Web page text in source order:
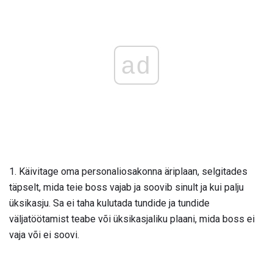
ad
1. Käivitage oma personaliosakonna äriplaan, selgitades
täpselt, mida teie boss vajab ja soovib sinult ja kui palju
üksikasju. Sa ei taha kulutada tundide ja tundide
väljatöötamist teabe või üksikasjaliku plaani, mida boss ei
vaja või ei soovi.